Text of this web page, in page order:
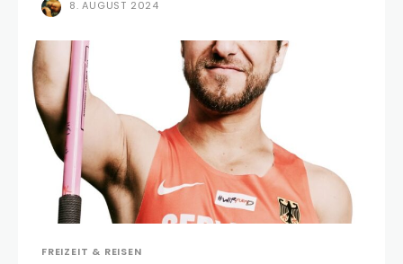
8. AUGUST 2024
FREIZEIT & REISEN